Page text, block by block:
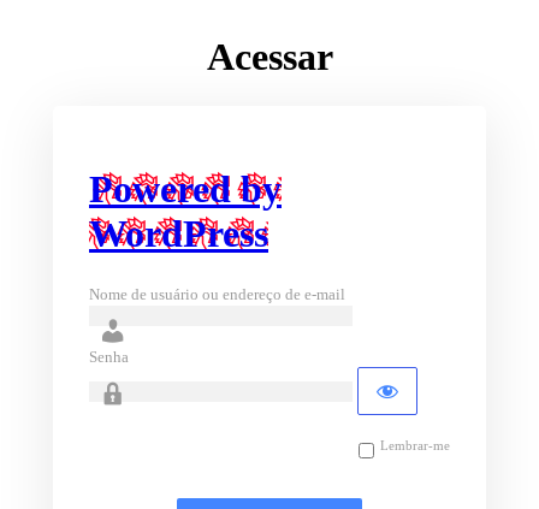
Acessar
Powered by
WordPress
Nome de usuário ou endereço de e-mail
Senha
Lembrar-me